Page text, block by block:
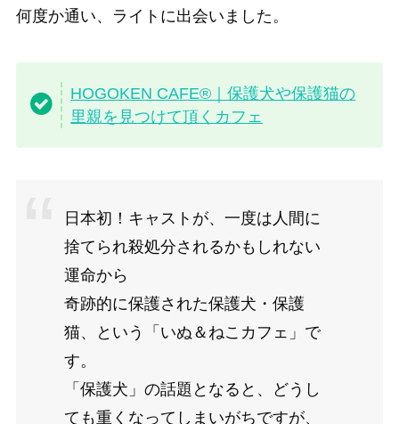
何度か通い、ライトに出会いました。
HOGOKEN CAFE®｜保護犬や保護猫の
里親を見つけて頂くカフェ
日本初！キャストが、一度は人間に
捨てられ殺処分されるかもしれない
運命から
奇跡的に保護された保護犬・保護
猫、という「いぬ＆ねこカフェ」で
す。
「保護犬」の話題となると、どうし
ても重くなってしまいがちですが、